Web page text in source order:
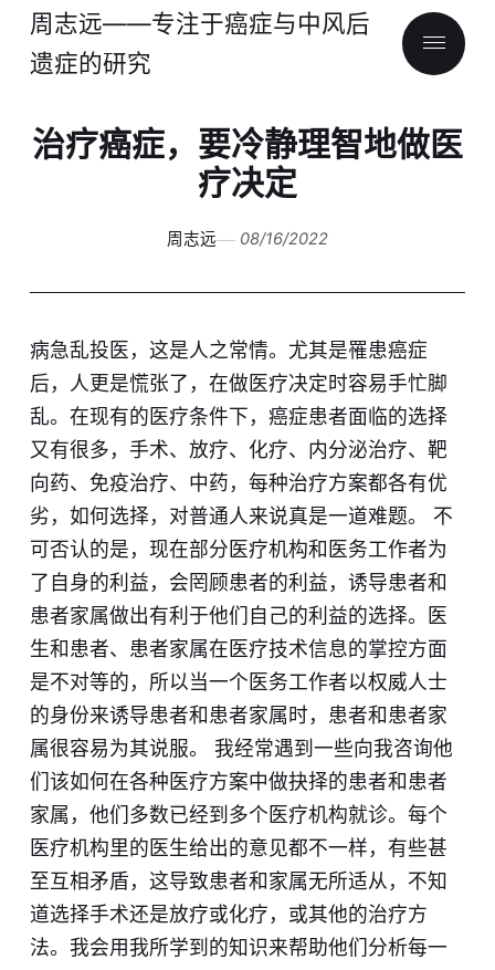
周志远——专注于癌症与中风后
遗症的研究
治疗癌症，要冷静理智地做医
疗决定
周志远 08/16/2022
病急乱投医，这是人之常情。尤其是罹患癌症
后，人更是慌张了，在做医疗决定时容易手忙脚
乱。在现有的医疗条件下，癌症患者面临的选择
又有很多，手术、放疗、化疗、内分泌治疗、靶
向药、免疫治疗、中药，每种治疗方案都各有优
劣，如何选择，对普通人来说真是一道难题。 不
可否认的是，现在部分医疗机构和医务工作者为
了自身的利益，会罔顾患者的利益，诱导患者和
患者家属做出有利于他们自己的利益的选择。医
生和患者、患者家属在医疗技术信息的掌控方面
是不对等的，所以当一个医务工作者以权威人士
的身份来诱导患者和患者家属时，患者和患者家
属很容易为其说服。 我经常遇到一些向我咨询他
们该如何在各种医疗方案中做抉择的患者和患者
家属，他们多数已经到多个医疗机构就诊。每个
医疗机构里的医生给出的意见都不一样，有些甚
至互相矛盾，这导致患者和家属无所适从，不知
道选择手术还是放疗或化疗，或其他的治疗方
法。我会用我所学到的知识来帮助他们分析每一